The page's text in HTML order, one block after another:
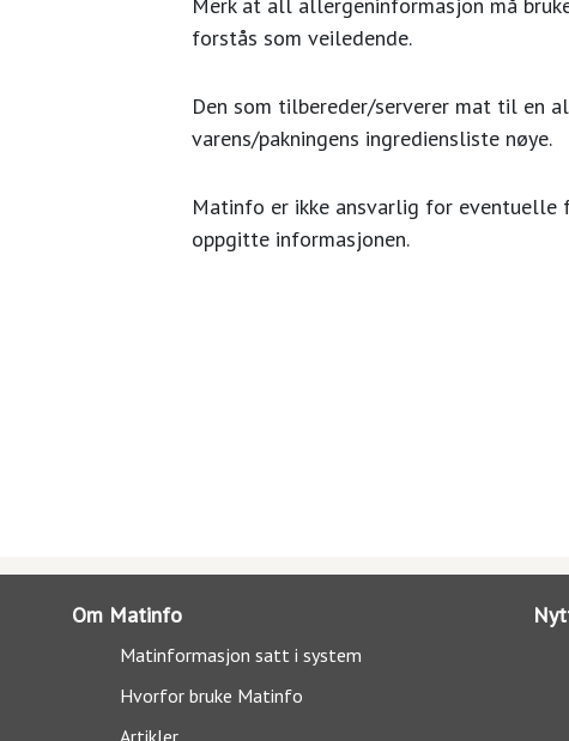
forstås som veiledende.
Den som tilbereder/serverer mat til en
varens/pakningens ingrediensliste nøye.
Matinfo er ikke ansvarlig for eventuelle
oppgitte informasjonen.
Om Matinfo
Matinformasjon satt i system
Hvorfor bruke Matinfo
Artikler